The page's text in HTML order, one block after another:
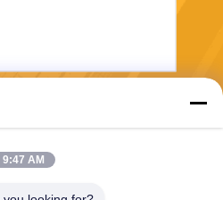
9:47 AM